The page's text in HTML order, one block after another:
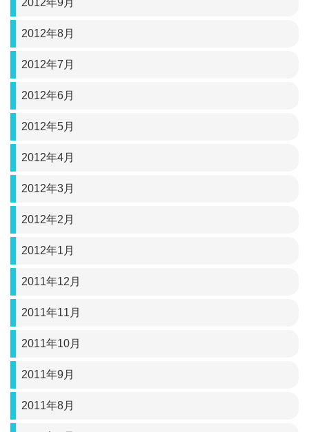
2012年9月
2012年8月
2012年7月
2012年6月
2012年5月
2012年4月
2012年3月
2012年2月
2012年1月
2011年12月
2011年11月
2011年10月
2011年9月
2011年8月